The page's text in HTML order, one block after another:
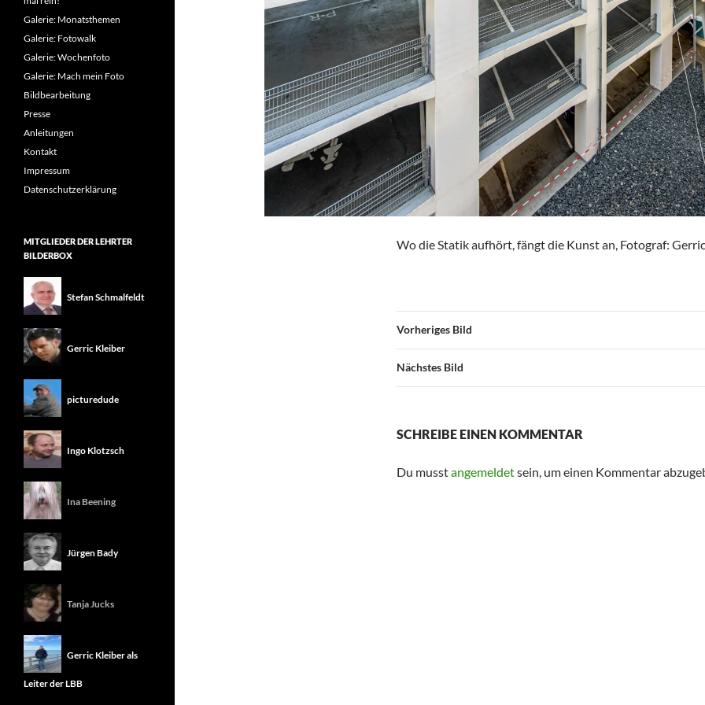
Wo die Statik aufhört, fängt die Kunst an, Fotograf:
Vorheriges Bild
Nächstes Bild
SCHREIBE EINEN KOMMENTAR
Du musstangemeldetsein, um einen Kommentar
Galerie: Monatsthemen
Galerie: Fotowalk
Galerie: Wochenfoto
Galerie: Mach mein Foto
Bildbearbeitung
Presse
Anleitungen
Kontakt
Impressum
Datenschutzerklärung
MITGLIEDER DER LEHRTER
BILDERBOX
Stefan Schmalfeldt
Gerric Kleiber
picturedude
Ingo Klotzsch
Ina Beening
Jürgen Bady
Tanja Jucks
Gerric Kleiber als
Leiter der LBB